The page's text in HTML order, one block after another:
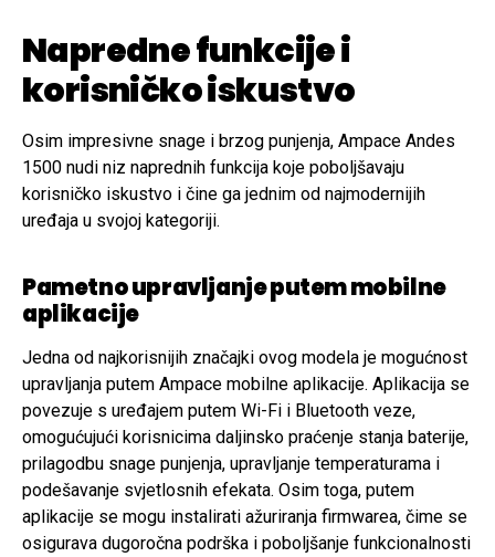
Napredne funkcije i
korisničko iskustvo
Osim impresivne snage i brzog punjenja, Ampace Andes
1500 nudi niz naprednih funkcija koje poboljšavaju
korisničko iskustvo i čine ga jednim od najmodernijih
uređaja u svojoj kategoriji.
Pametno upravljanje putem mobilne
aplikacije
Jedna od najkorisnijih značajki ovog modela je mogućnost
upravljanja putem Ampace mobilne aplikacije. Aplikacija se
povezuje s uređajem putem Wi-Fi i Bluetooth veze,
omogućujući korisnicima daljinsko praćenje stanja baterije,
prilagodbu snage punjenja, upravljanje temperaturama i
podešavanje svjetlosnih efekata. Osim toga, putem
aplikacije se mogu instalirati ažuriranja firmwarea, čime se
osigurava dugoročna podrška i poboljšanje funkcionalnosti